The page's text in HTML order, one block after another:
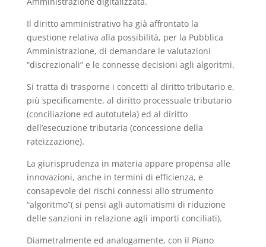
Il diritto amministrativo ha già affrontato la
questione relativa alla possibilità, per la Pubblica
Amministrazione, di demandare le valutazioni
“discrezionali” e le connesse decisioni agli algoritmi.
Si tratta di trasporne i concetti al diritto tributario e,
più specificamente, al diritto processuale tributario
(conciliazione ed autotutela) ed al diritto
dell’esecuzione tributaria (concessione della
rateizzazione).
La giurisprudenza in materia appare propensa alle
innovazioni, anche in termini di efficienza, e
consapevole dei rischi connessi allo strumento
“algoritmo”( si pensi agli automatismi di riduzione
delle sanzioni in relazione agli importi conciliati).
Diametralmente ed analogamente, con il Piano